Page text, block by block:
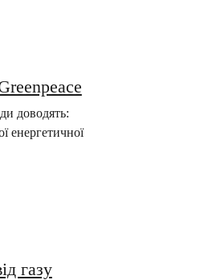
доводять:
енергетичної
газу